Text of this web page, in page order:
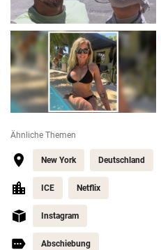
Ähnliche Themen
New York Deutschland
ICE Netflix
Instagram
Abschiebung